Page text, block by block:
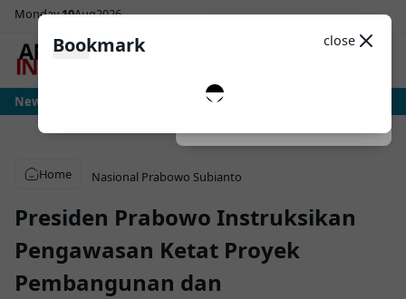
Monday10Aug2026
Light
News
Ujian Sesungguhnya Albiceleste Dimulai, Messi Hadapi Mesin Pressing
Home Nasional Prabowo Subianto
Presiden Prabowo Instruksikan
Pengawasan Ketat Proyek
Pembangunan dan
Bookmark close